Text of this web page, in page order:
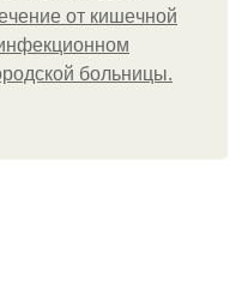
oт кишeчнoй
бoльницы.